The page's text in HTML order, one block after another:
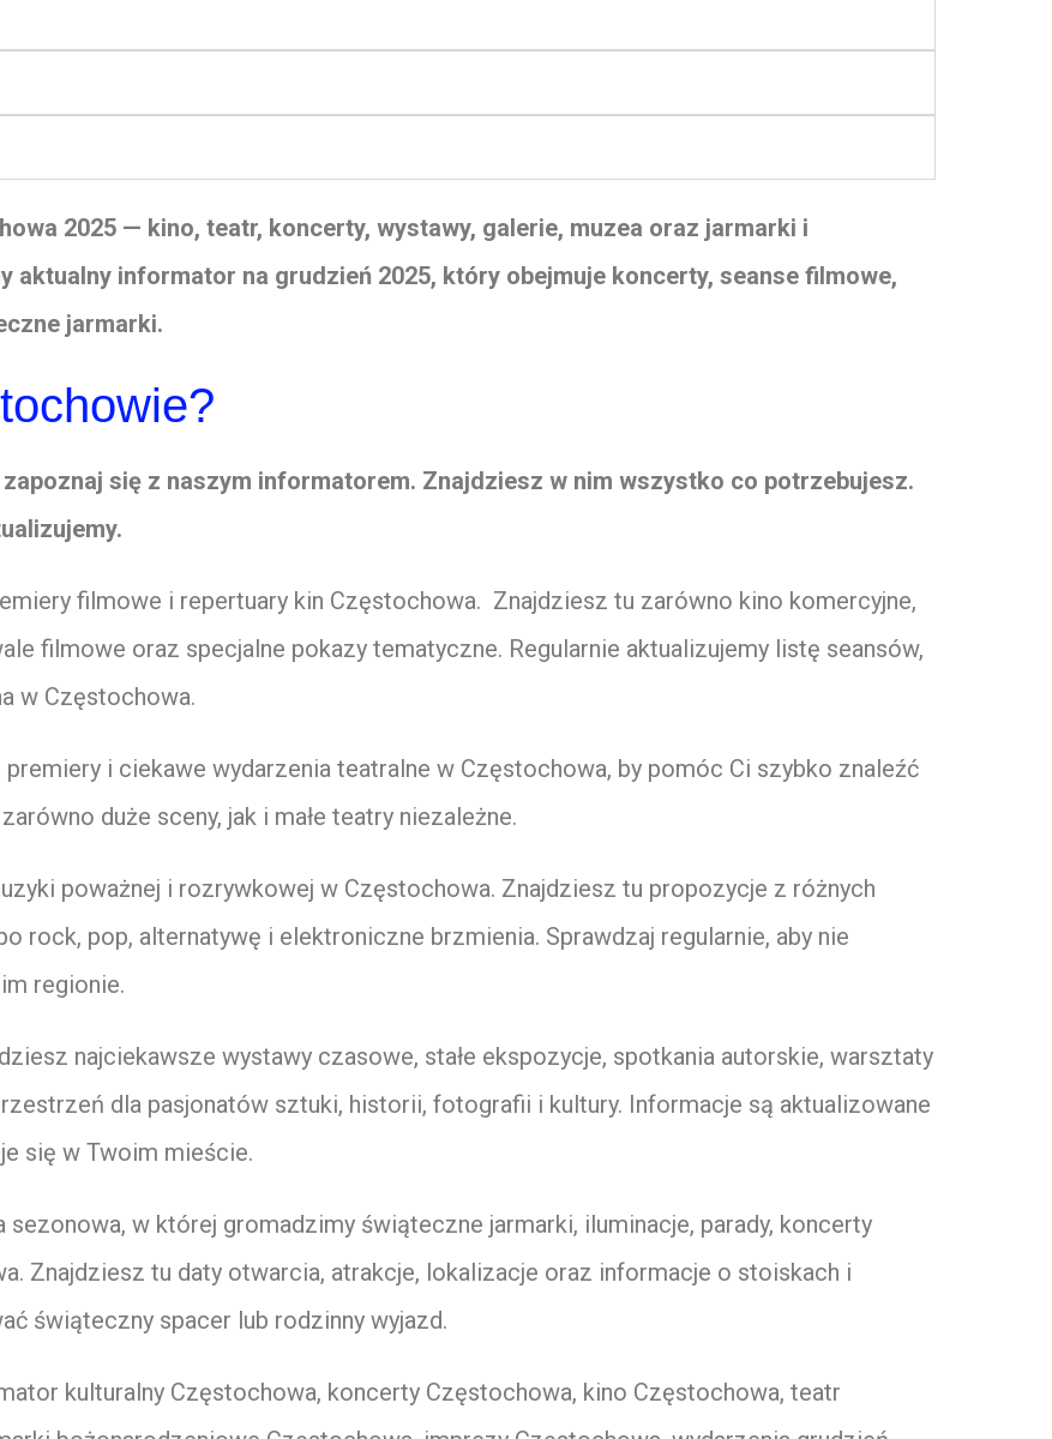
2025 — kino, teatr, koncerty, wystawy, galerie, muzea oraz jarmarki i
aktualny informator na grudzień 2025, który obejmuje koncerty, seanse filmowe,
jarmarki.
się z naszym informatorem. Znajdziesz w nim wszystko co potrzebujesz.
filmowe i repertuary kin Częstochowa. Znajdziesz tu zarówno kino komercyjne,
filmowe oraz specjalne pokazy tematyczne. Regularnie aktualizujemy listę seansów,
w Częstochowa.
i ciekawe wydarzenia teatralne w Częstochowa, by pomóc Ci szybko znaleźć
duże sceny, jak i małe teatry niezależne.
poważnej i rozrywkowej w Częstochowa. Znajdziesz tu propozycje z różnych
rock, pop, alternatywę i elektroniczne brzmienia. Sprawdzaj regularnie, aby nie
regionie.
najciekawsze wystawy czasowe, stałe ekspozycje, spotkania autorskie, warsztaty
dla pasjonatów sztuki, historii, fotografii i kultury. Informacje są aktualizowane
się w Twoim mieście.
sezonowa, w której gromadzimy świąteczne jarmarki, iluminacje, parady, koncerty
Znajdziesz tu daty otwarcia, atrakcje, lokalizacje oraz informacje o stoiskach i
świąteczny spacer lub rodzinny wyjazd.
kulturalny Częstochowa, koncerty Częstochowa, kino Częstochowa, teatr